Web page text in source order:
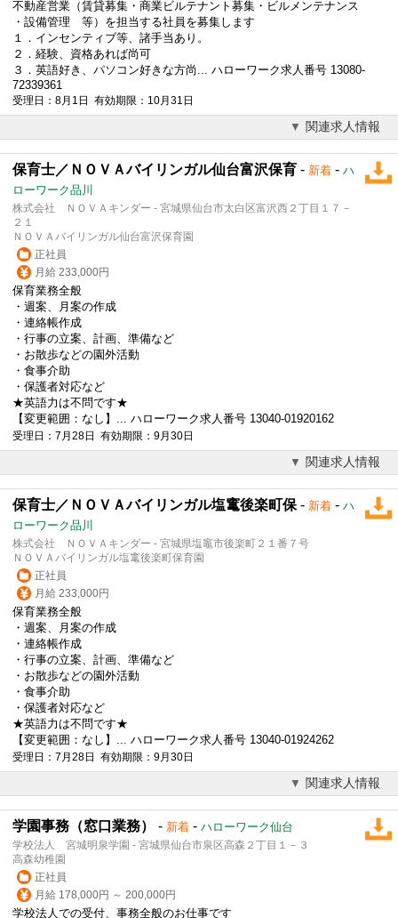
不動産営業（賃貸募集・商業ビルテナント募集・ビルメンテナンス
・設備管理 等）を担当する社員を募集します
１．インセンティブ等、諸手当あり。
２．経験、資格あれば尚可
３． 英語好き、パソコン好きな方尚... ハローワーク求人番号 13080-
72339361
受理日：8月1日 有効期限：10月31日
関連求人情報
保育士／ＮＯＶＡバイリンガル仙台富沢保育 - 新着 - ハ
ローワーク品川
株式会社 ＮＯＶＡキンダー - 宮城県仙台市太白区富沢西２丁目１７－
２１
ＮＯＶＡバイリンガル仙台富沢保育園
正社員
月給 233,000円
保育業務全般
・週案、月案の作成
・連絡帳作成
・行事の立案、計画、準備など
・お散歩などの園外活動
・食事介助
・保護者対応など
★英語力は不問です★
【変更範囲：なし】... ハローワーク求人番号 13040-01920162
受理日：7月28日 有効期限：9月30日
関連求人情報
保育士／ＮＯＶＡバイリンガル塩竃後楽町保 - 新着 - ハ
ローワーク品川
株式会社 ＮＯＶＡキンダー - 宮城県塩竈市後楽町２１番７号
ＮＯＶＡバイリンガル塩竃後楽町保育園
正社員
月給 233,000円
保育業務全般
・週案、月案の作成
・連絡帳作成
・行事の立案、計画、準備など
・お散歩などの園外活動
・食事介助
・保護者対応など
★英語力は不問です★
【変更範囲：なし】... ハローワーク求人番号 13040-01924262
受理日：7月28日 有効期限：9月30日
関連求人情報
学園事務（窓口業務） - 新着 - ハローワーク仙台
学校法人 宮城明泉学園 - 宮城県仙台市泉区高森２丁目１－３
高森幼稚園
正社員
月給 178,000円 ～ 200,000円
学校法人での受付、事務全般のお仕事です